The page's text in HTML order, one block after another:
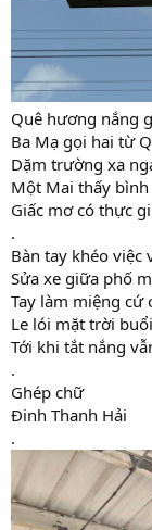
Quê hương nắng
Ba Mạ gọi hai từ
Dặm trường xa
Một Mai thấy
Giấc mơ có thực
.
Bàn tay khéo việc
Sửa xe giữa phố
Tay làm miệng cứ
Le lói mặt trời
Tới khi tắt nắng
.
Ghép chữ
Đinh Thanh Hải
.